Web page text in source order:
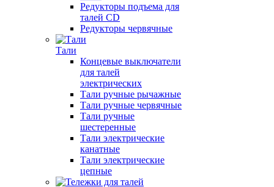
Редукторы подъема для
талей CD
Редукторы червячные
Тали
Концевые выключатели
для талей
электрических
Тали ручные рычажные
Тали ручные червячные
Тали ручные
шестеренные
Тали электрические
канатные
Тали электрические
цепные